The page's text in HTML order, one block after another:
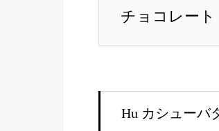
チョコレート
Hu カシューバ